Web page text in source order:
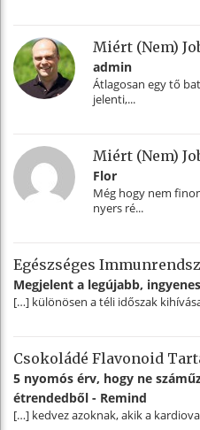
Miért (nem)
admin
Átlagosan egy tő
jelenti,...
Miért (nem)
Flor
Még hogy nem
nyers ré...
Egészséges
Megjelent a legújabb,
[…] különösen a téli időszak
Csokoládé Flavonoid
5 nyomós érv, hogy ne
étrendedből - Remind
[…] kedvez azoknak, akik a